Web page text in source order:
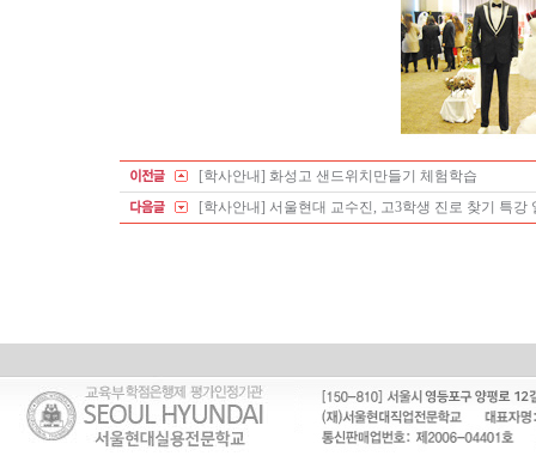
[학사안내] 화성고 샌드위치만들기 체험학습
[학사안내] 서울현대 교수진, 고3학생 진로 찾기 특강